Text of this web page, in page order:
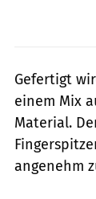
Gefertigt
einem Mix
Material.
angenehm